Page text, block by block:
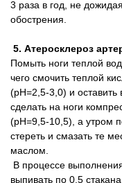
3 раза в год, не
обострения.
5. Атеросклероз
Помыть ноги теплой
чего смочить теплой
(pH=2,5-3,0) и
сделать на ноги
(pH=9,5-10,5), а утром
стереть и смазать те
маслом.
В процессе
выпивать по 0,5